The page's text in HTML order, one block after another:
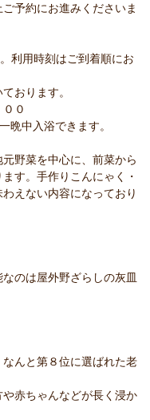
予約にお進みくださいま
利用時刻はご到着順にお
おります。
０
晩中入浴できます。
野菜を中心に、前菜から
す。手作りこんにゃく・
えない内容になっており
のは屋外野ざらしの灰皿
んと第８位に選ばれた老
赤ちゃんなどが長く浸か